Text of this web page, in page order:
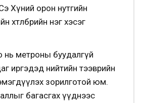
Хүний орон нутгийн
хөтөлбөрийн нэг хэсэг
нь метроны буудалгүй
иргэдэд нийтийн тээврийн
зорилготой юм.
багасгах үүднээс